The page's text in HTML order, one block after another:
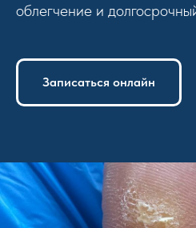
облегчение и
Записаться онлайн